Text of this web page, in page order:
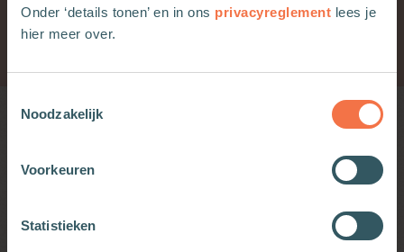
Onder ‘details tonen’ en in ons privacyreglement lees je
hier meer over.
Noodzakelijk
Voorkeuren
Statistieken
Redactie Boeken
Praktische theologie
Moet ik minder goed luisteren?